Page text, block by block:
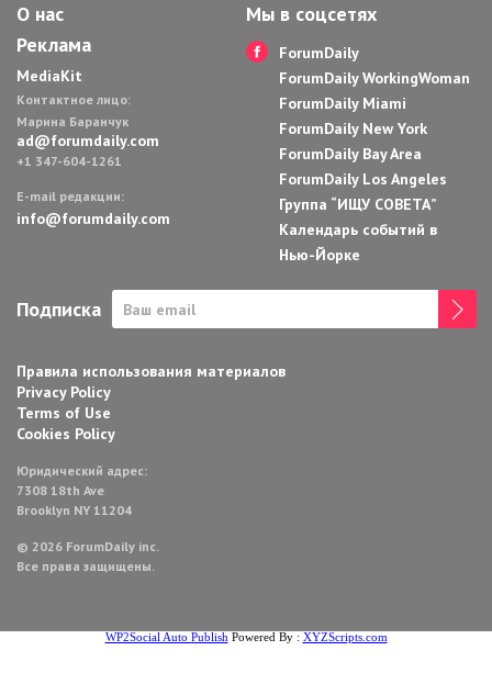
АВТОРСКИЕ КОЛОНКИ
ЗДОРОВЬЕ И КРАСОТА
ДОМ И ЕДА
О нас
Реклама
MediaKit
Контактное лицо:
Марина Баранчук
ad@forumdaily.com
+1 347-604-1261
E-mail редакции:
info@forumdaily.com
Мы в соцсетях
ForumDaily
ForumDaily WorkingWoman
ForumDaily Miami
ForumDaily New York
ForumDaily Bay Area
ForumDaily Los Angeles
Группа “ИЩУ СОВЕТА”
Календарь событий в
Нью-Йорке
Подписка
Правила использования материалов
Privacy Policy
Terms of Use
Cookies Policy
Юридический адрес:
7308 18th Ave
Brooklyn NY 11204
© 2026 ForumDaily inc.
Все права защищены.
WP2Social Auto Publish Powered By : XYZScripts.com